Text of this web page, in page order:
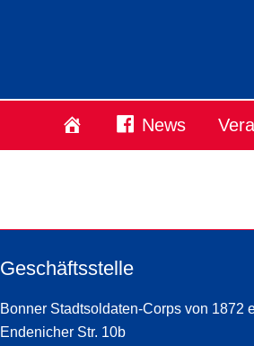
StartseiteNews
Geschäftsstelle
Bonner Stadtsoldaten-Corps von 1872
Endenicher Str. 10b